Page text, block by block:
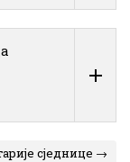
сједнице →